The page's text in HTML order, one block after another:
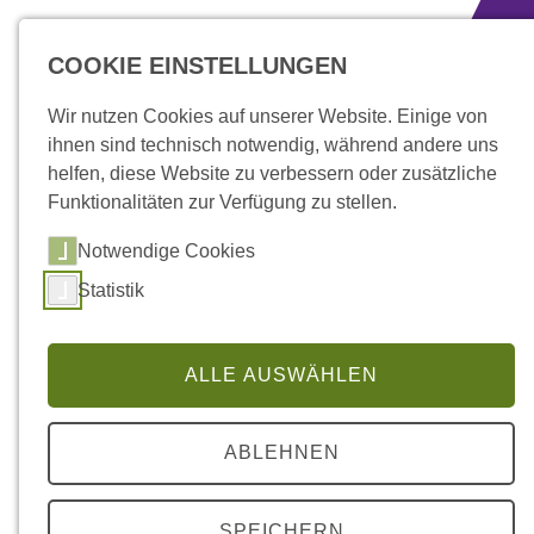
zum Inhalt springen
COOKIE EINSTELLUNGEN
Wir nutzen Cookies auf unserer Website. Einige von
ihnen sind technisch notwendig, während andere uns
helfen, diese Website zu verbessern oder zusätzliche
Funktionalitäten zur Verfügung zu stellen.
Notwendige Cookies
Statistik
ALLE AUSWÄHLEN
ABLEHNEN